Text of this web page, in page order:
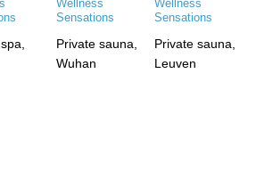
Private sauna,
Wuhan
Private sauna,
Leuven